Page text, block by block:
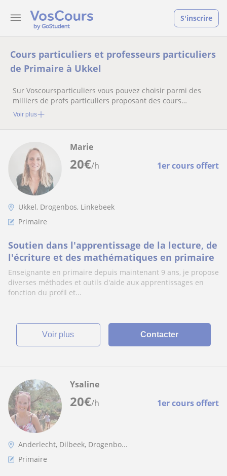
S'inscrire
Cours particuliers et professeurs particuliers
de Primaire à Ukkel
Sur Voscoursparticuliers vous pouvez choisir parmi des
milliers de profs particuliers proposant des cours
particuliers
Voir plus
20€/h 1er cours offert
Marie
Ukkel, Drogenbos, Linkebeek
Primaire
Soutien dans l'apprentissage de la lecture, de
l'écriture et des mathématiques en primaire
Enseignante en primaire depuis maintenant 9 ans, je propose
diverses méthodes et outils d'aide aux apprentissages en
fonction du profil et...
voir plus Contacter
20€/h 1er cours offert
Ysaline
Anderlecht, Dilbeek, Drogenbo...
Primaire